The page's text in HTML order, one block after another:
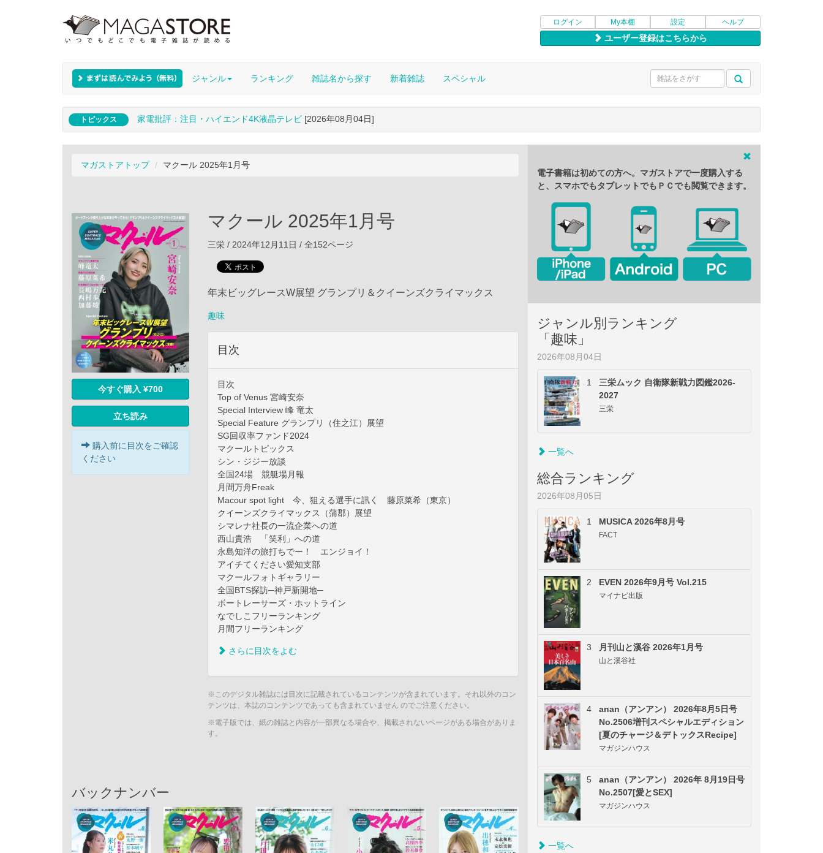
ログイン My本棚 設定 ヘルプ
ユーザー登録はこちらから
ジャンル ランキング 雑誌名から探す 新着雑誌 スペシャル
トピックス 家電批評：注目・ハイエンド4K液晶テレビ [2026年08月04日]
マガストアトップ マクール 2025年1月号
今すぐ購入 ¥700
立ち読み
購入前に目次をご確認
ください
マクール 2025年1月号
三栄 / 2024年12月11日 / 全152ページ
年末ビッグレースW展望 グランプリ＆クイーンズクライマックス
趣味
目次
目次
Top of Venus 宮崎安奈
Special Interview 峰 竜太
Special Feature グランプリ（住之江）展望
SG回収率ファンド2024
マクールトピックス
シン・ジジー放談
全国24場 競艇場月報
月間万舟Freak
Macour spot light 今、狙える選手に訊く 藤原菜希（東京）
クイーンズクライマックス（蒲郡）展望
シマレナ社長の一流企業への道
西山貴浩 「笑利」への道
永島知洋の旅打ちでー！ エンジョイ！
アイチてください愛知支部
マクールフォトギャラリー
全国BTS探訪─神戸新開地─
ボートレーサーズ・ホットライン
なでしこフリーランキング
月間フリーランキング
さらに目次をよむ
※このデジタル雑誌には目次に記載されているコンテンツが含まれています。それ以外のコン
テンツは、本誌のコンテンツであっても含まれていません のでご注意ください。
※電子版では、紙の雑誌と内容が一部異なる場合や、掲載されないページがある場合がありま
す。
バックナンバー
電子書籍は初めての方へ。マガストアで一度購入する
と、スマホでもタブレットでもＰＣでも閲覧できます。
ジャンル別ランキング
「趣味」
2026年08月04日
1
三栄ムック 自衛隊新戦力図鑑2026-
2027
三栄
一覧へ
総合ランキング
2026年08月05日
1 MUSICA 2026年8月号
FACT
2 EVEN 2026年9月号 Vol.215
マイナビ出版
3 月刊山と溪谷 2026年1月号
山と溪谷社
4
anan（アンアン） 2026年8月5日号
No.2506増刊スペシャルエディション
[夏のチャージ＆デトックスRecipe]
マガジンハウス
5
anan（アンアン） 2026年 8月19日号
No.2507[愛とSEX]
マガジンハウス
一覧へ